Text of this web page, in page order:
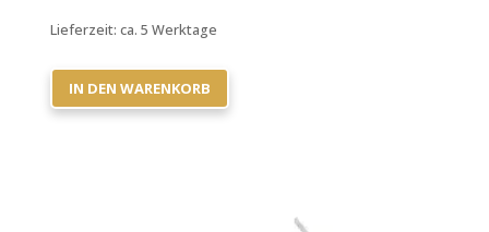
Lieferzeit:ca. 5 Werktage
IN DEN WARENKORB